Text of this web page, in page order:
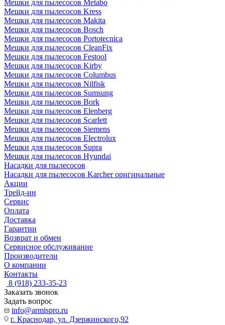
Мешки для пылесосов Metabo
Мешки для пылесосов Kress
Мешки для пылесосов Makita
Мешки для пылесосов Bosch
Мешки для пылесосов Portotecnica
Мешки для пылесосов CleanFix
Мешки для пылесосов Festool
Мешки для пылесосов Kirby
Мешки для пылесосов Columbus
Мешки для пылесосов Nilfisk
Мешки для пылесосов Sumsung
Мешки для пылесосов Bork
Мешки для пылесосов Elenberg
Мешки для пылесосов Scarlett
Мешки для пылесосов Siemens
Мешки для пылесосов Electrolux
Мешки для пылесосов Supra
Мешки для пылесосов Hyundai
Насадки для пылесосов
Насадки для пылесосов Karcher оригинальные
Акции
Трейд-ин
Сервис
Оплата
Доставка
Гарантии
Возврат и обмен
Сервисное обслуживание
Производители
О компании
Контакты
8 (918) 233-35-23
Заказать звонок
Задать вопрос
info@armispro.ru
г. Краснодар, ул. Дзержинского,92